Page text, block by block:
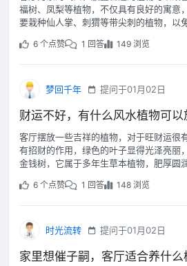
福树、凤梨等植物，不仅具有良好的寓意
要栽种仙人掌、刺猬等带尖刺的植物，以
6 个点赞 1 回答 149 浏览
梦回千年 提问于01月02日
财运不好，有什么风水植物可以
客厅摆放一些吉祥的植物，对于旺财运很
有招财的作用，绿色的叶子显得光泽亮丽
金钱树，它属于多年生草本植物，肥厚圆
6 个点赞 1 回答 148 浏览
时光流转 提问于01月02日
家里想催子嗣，客厅适合养什么